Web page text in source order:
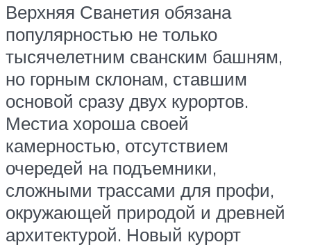
Верхняя Сванетия обязана
популярностью не только
тысячелетним сванским башням,
но горным склонам, ставшим
основой сразу двух курортов.
Местиа хороша своей
камерностью, отсутствием
очередей на подъемники,
сложными трассами для профи,
окружающей природой и древней
архитектурой. Новый курорт